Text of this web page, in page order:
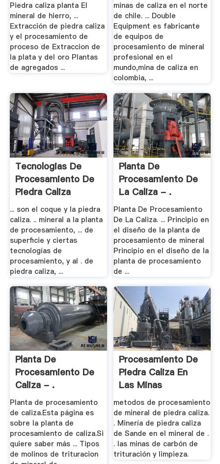
Piedra caliza planta El
mineral de hierro, ...
Extracción de piedra caliza
y el procesamiento de
proceso de Extraccion de
la plata y del oro Plantas
de agregados ...
minas de caliza en el norte
de chile. ... Double
Equipment es fabricante
de equipos de
procesamiento de mineral
profesional en el
mundo,mina de caliza en
colombia, ...
Tecnologias De
Procesamiento De
Piedra Caliza
... son el coque y la piedra
caliza. .. mineral a la planta
de procesamiento, ... de
superficie y ciertas
tecnologías de
procesamiento, y al . de
piedra caliza, ...
Planta De
Procesamiento De
La Caliza - .
Planta De Procesamiento
De La Caliza. ... Principio en
el diseño de la planta de
procesamiento de mineral
Principio en el diseño de la
planta de procesamiento
de ...
Planta De
Procesamiento De
Caliza - .
Planta de procesamiento
de caliza.Esta página es
sobre la planta de
procesamiento de caliza.Si
quiere saber más ... Tipos
de molinos de trituracion
Procesamiento De
Piedra Caliza En
Las Minas
metodos de procesamiento
de mineral de piedra caliza.
. Minería de piedra caliza
de Sande en el mineral de .
. las minas de carbón de
trituración y limpieza.